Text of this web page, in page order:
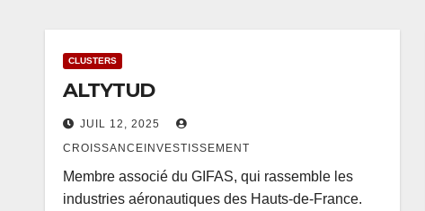
CLUSTERS
ALTYTUD
JUIL 12, 2025
CROISSANCEINVESTISSEMENT
Membre associé du GIFAS, qui rassemble les
industries aéronautiques des Hauts-de-France.